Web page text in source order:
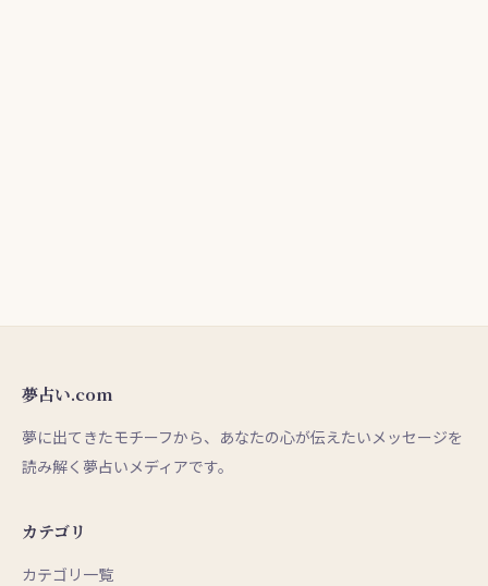
夢占い.com
夢に出てきたモチーフから、あなたの心が伝えたいメッセージを
読み解く夢占いメディアです。
カテゴリ
カテゴリ一覧